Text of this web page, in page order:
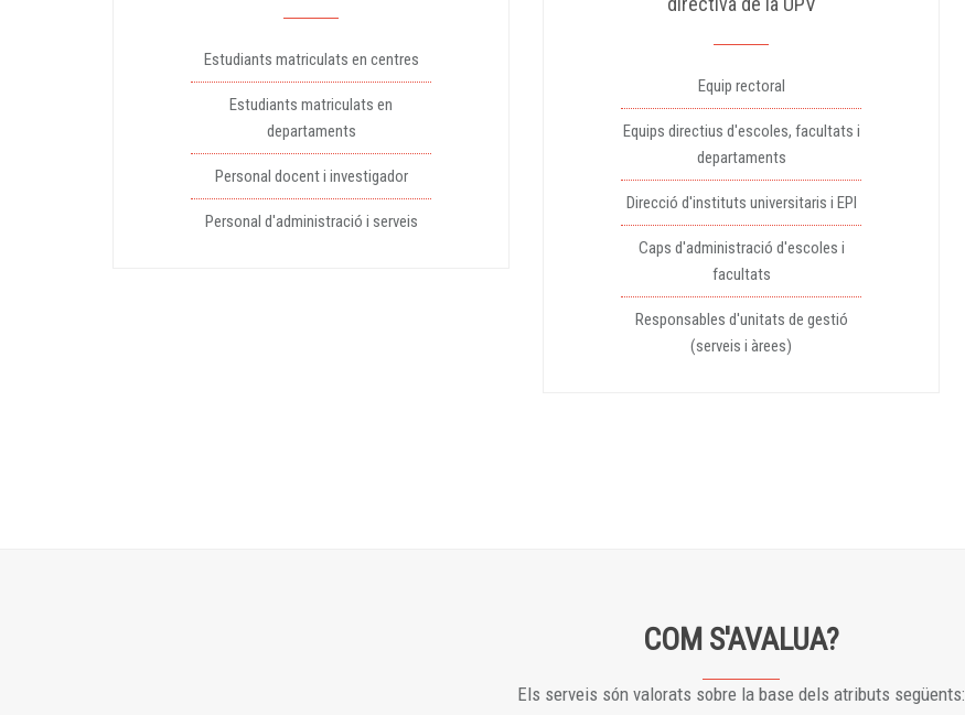
Estudiants matriculats en centres
Estudiants matriculats en
departaments
Personal docent i investigador
Personal d'administració i serveis
Equip rectoral
Equips directius d'escoles, facultats i
departaments
Direcció d'instituts universitaris i EPI
Caps d'administració d'escoles i
facultats
Responsables d'unitats de gestió
(serveis i àrees)
COM S'AVALUA?
Els serveis són valorats sobre la base dels atributs següents: